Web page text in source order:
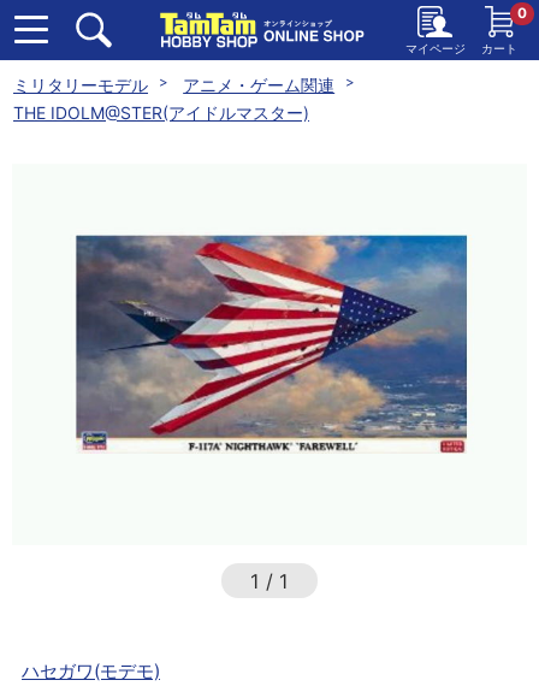
マイページ カート
0
ミリタリーモデル
アニメ・ゲーム関連
THE IDOLM@STER(アイドルマスター)
1 / 1
ハセガワ(モデモ)